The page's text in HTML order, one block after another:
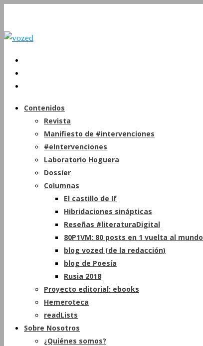
Contenidos
Revista
Manifiesto de #intervenciones
#eIntervenciones
Laboratorio Hoguera
Dossier
Columnas
El castillo de If
Hibridaciones sinápticas
Reseñas #literaturaDigital
80P1VM: 80 posts en 1 vuelta al mundo
blog vozed (de la redacción)
blog de Poesía
Rusia 2018
Proyecto editorial: ebooks
Hemeroteca
readLists
Sobre Nosotros
¿Quiénes somos?